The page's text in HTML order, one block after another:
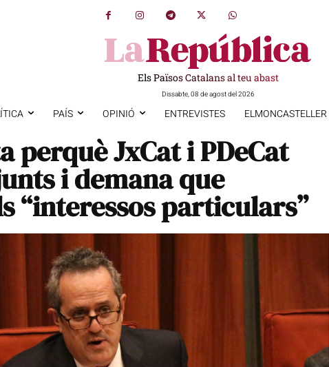
Els Països Catalans al teu abast
Dissabte, 08 de agost del 2026
PAÍS OPINIÓ ENTREVISTES ELMONCASTELLER
perquè JxCat i PDeCat
i demana que
“interessos particulars”